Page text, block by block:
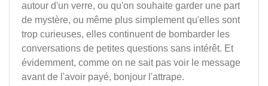
autour d'un verre, ou qu'on souhaite garder une part
de mystère, ou même plus simplement qu'elles sont
trop curieuses, elles continuent de bombarder les
conversations de petites questions sans intérêt. Et
évidemment, comme on ne sait pas voir le message
avant de l'avoir payé, bonjour l'attrape.